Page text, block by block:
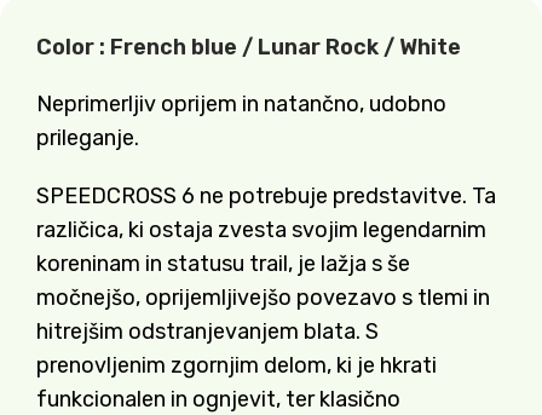
Color : French blue / Lunar Rock / White
Neprimerljiv oprijem in natančno, udobno
prileganje.
SPEEDCROSS 6 ne potrebuje predstavitve. Ta
različica, ki ostaja zvesta svojim legendarnim
koreninam in statusu trail, je lažja s še
močnejšo, oprijemljivejšo povezavo s tlemi in
hitrejšim odstranjevanjem blata. S
prenovljenim zgornjim delom, ki je hkrati
funkcionalen in ognjevit, ter klasično